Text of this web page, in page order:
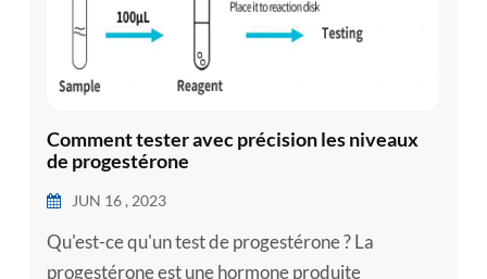
Comment tester avec précision les niveaux
de progestérone
JUN 16 , 2023
Qu'est-ce qu'un test de progestérone ? La
progestérone est une hormone produite